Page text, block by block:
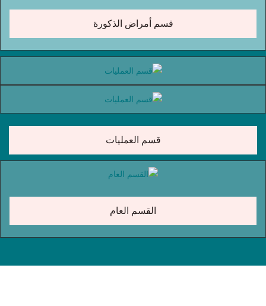
قسم أمراض الذكورة
قسم العمليات
القسم العام